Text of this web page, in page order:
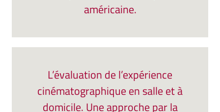
américaine.
L’évaluation de l’expérience
cinématographique en salle et à
domicile. Une approche par la